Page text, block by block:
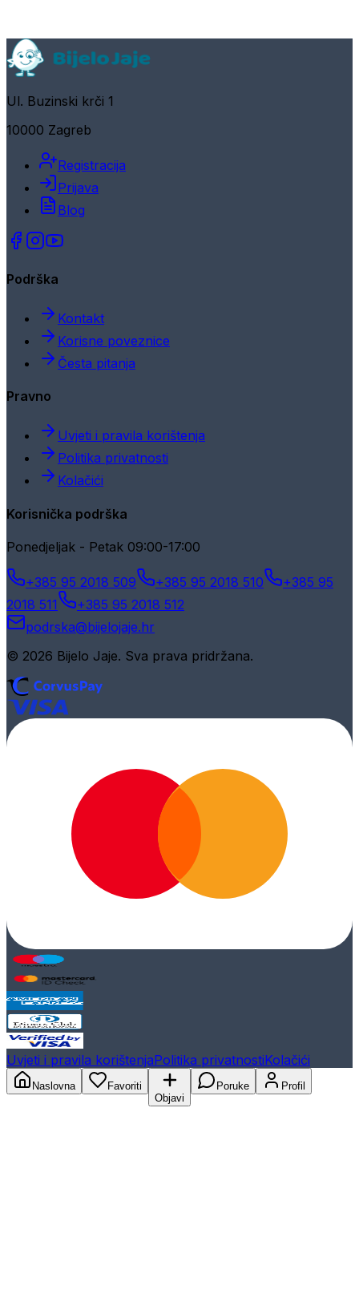
Ul. Buzinski krči 1
10000 Zagreb
Registracija
Prijava
Blog
Podrška
Kontakt
Korisne poveznice
Česta pitanja
Pravno
Uvjeti i pravila korištenja
Politika privatnosti
Kolačići
Korisnička podrška
Ponedjeljak - Petak 09:00-17:00
+385 95 2018 509 +385 95 2018 510
+385 95
2018 511
+385 95 2018 512
podrska@bijelojaje.hr
© 2026 Bijelo Jaje. Sva prava pridržana.
Uvjeti i pravila korištenjaPolitika privatnostiKolačići
Naslovna
Favoriti
Objavi
Poruke Profil